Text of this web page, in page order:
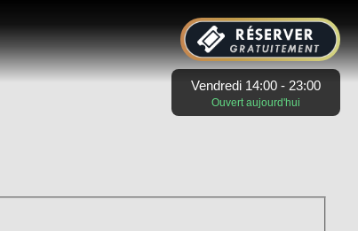
Vendredi 14:00 - 23:00
Ouvert aujourd'hui